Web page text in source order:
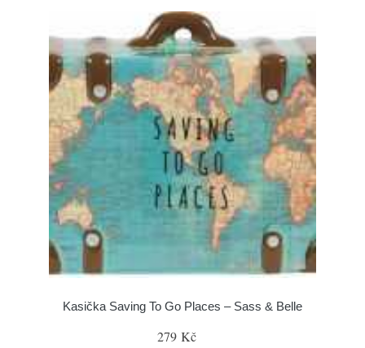
Kasička Saving To Go Places – Sass & Belle
279 Kč